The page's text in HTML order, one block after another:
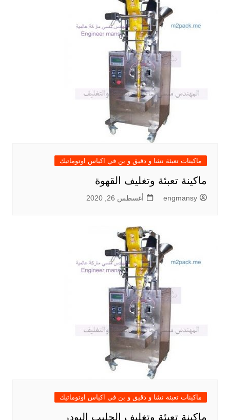
ماكينات تعبئة نشا و دقيق و بن في اكياس اوتوماتيك
ماكينة تعبئة وتغليف القهوة
engmansy أغسطس 26, 2020
ماكينات تعبئة نشا و دقيق و بن في اكياس اوتوماتيك
ماكينة تعبئة وتغليف الحليب البودر